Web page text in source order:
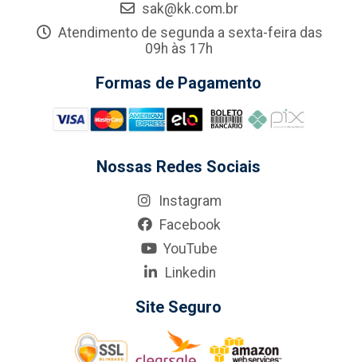
sak@kk.com.br
Atendimento de segunda a sexta-feira das
09h às 17h
Formas de Pagamento
Nossas Redes Sociais
Instagram
Facebook
YouTube
Linkedin
Site Seguro